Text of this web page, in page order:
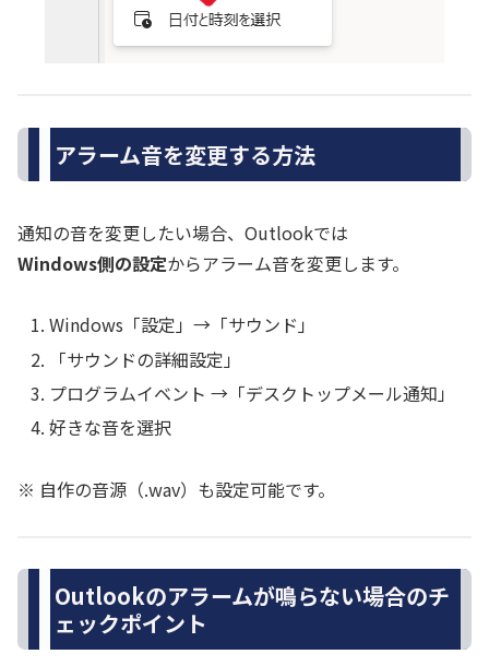
アラーム音を変更する方法
通知の音を変更したい場合、Outlookでは
Windows側の設定からアラーム音を変更します。
Windows「設定」→「サウンド」
「サウンドの詳細設定」
プログラムイベント →「デスクトップメール通知」
好きな音を選択
※ 自作の音源（.wav）も設定可能です。
Outlookのアラームが鳴らない場合のチ
ェックポイント